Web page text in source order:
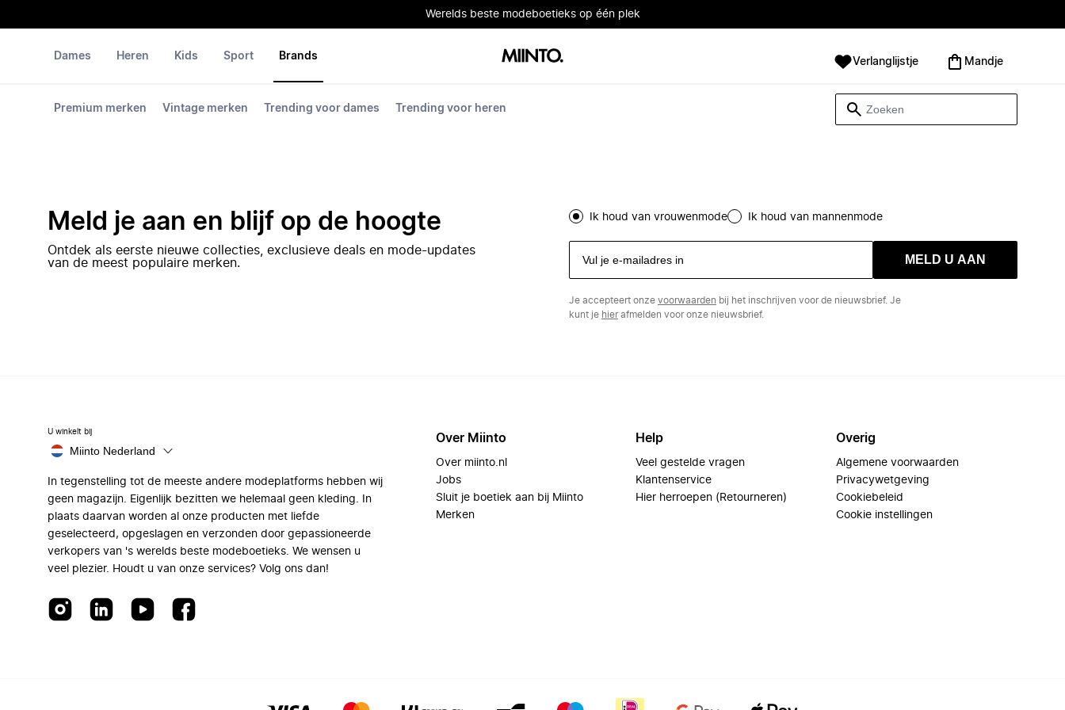
Werelds beste modeboetieks op één plek
Dames Heren Kids Sport Brands
Premium merken Vintage merken Trending voor dames Trending voor heren
Verlanglijstje Mandje
Meld je aan en blijf op de hoogte
Ontdek als eerste nieuwe collecties, exclusieve deals en mode-updates
van de meest populaire merken.
Ik houd van vrouwenmode Ik houd van mannenmode
MELD U AAN
Je accepteert onze voorwaarden bij het inschrijven voor de nieuwsbrief. Je
kunt je hierafmelden voor onze nieuwsbrief.
U winkelt bij
Miinto Nederland
In tegenstelling tot de meeste andere modeplatforms hebben wij
geen magazijn. Eigenlijk bezitten we helemaal geen kleding. In
plaats daarvan worden al onze producten met liefde
geselecteerd, opgeslagen en verzonden door gepassioneerde
verkopers van 's werelds beste modeboetieks. We wensen u
veel plezier. Houdt u van onze services? Volg ons dan!
Over Miinto
Over miinto.nl
Jobs
Sluit je boetiek aan bij Miinto
Merken
Help
Veel gestelde vragen
Klantenservice
Hier herroepen (Retourneren)
Overig
Algemene voorwaarden
Privacywetgeving
Cookiebeleid
Cookie instellingen